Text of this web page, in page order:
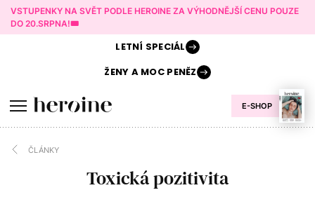
VSTUPENKY NA SVĚT PODLE HEROINE ZA VÝHODNĚJŠÍ CENU POUZE
DO 20.SRPNA!🎟️
E-SHOP
LETNÍ SPECIÁL
ŽENY AMOC PENĚZ
ČLÁNKY
Toxická pozitivita